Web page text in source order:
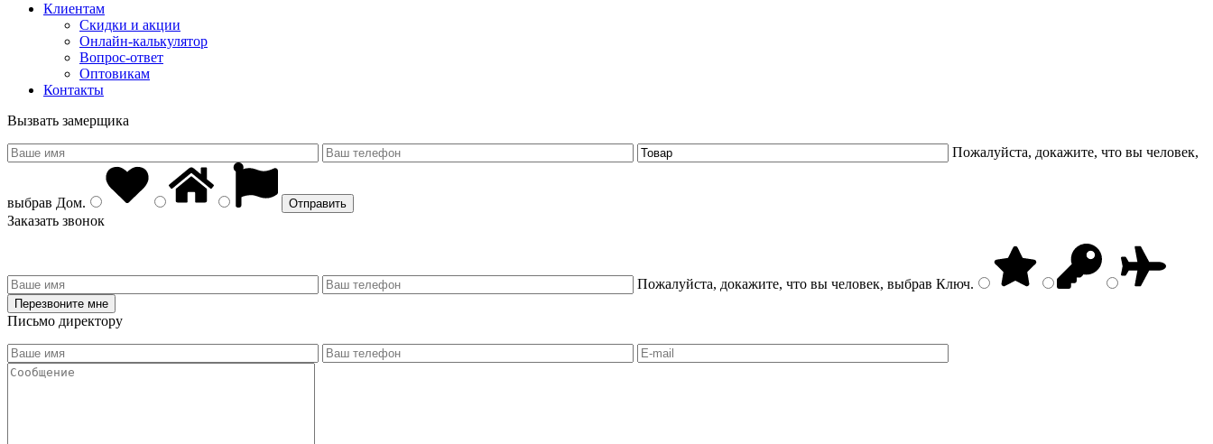
Клиентам
Скидки и акции
Онлайн-калькулятор
Вопрос-ответ
Оптовикам
Контакты
Вызвать замерщика
Пожалуйста, докажите, что вы человек,
выбрав Дом.
Заказать звонок
Пожалуйста, докажите, что вы человек, выбрав Ключ.
Письмо директору